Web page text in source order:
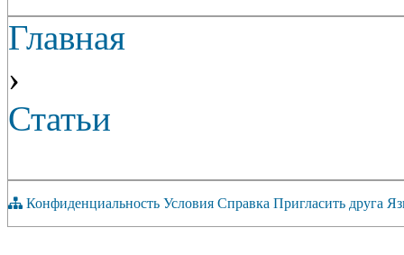
Главная
›
Статьи
Конфиденциальность Условия Справка Пригласить друга